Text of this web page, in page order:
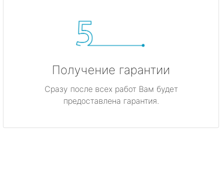
Получение гарантии
Сразу после всех работ Вам будет
предоставлена гарантия.